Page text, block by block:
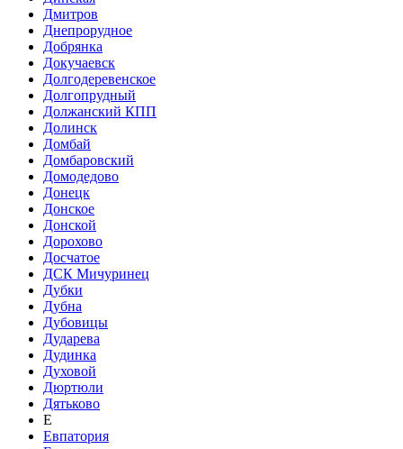
Дмитров
Днепрорудное
Добрянка
Докучаевск
Долгодеревенское
Долгопрудный
Должанский КПП
Долинск
Домбай
Домбаровский
Домодедово
Донецк
Донское
Донской
Дорохово
Досчатое
ДСК Мичуринец
Дубки
Дубна
Дубовицы
Дударева
Дудинка
Духовой
Дюртюли
Дятьково
Е
Евпатория